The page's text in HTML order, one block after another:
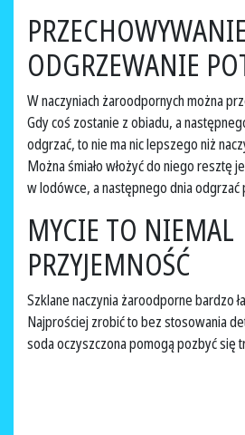
ODGRZEWANIE
W naczyniach żaroodpornych można
Gdy coś zostanie z obiadu, a
odgrzać, to nie ma nic lepszego niż
Można śmiało włożyć do niego resztę
w lodówce, a następnego dnia
MYCIE TO NIEMAL
PRZYJEMNOŚĆ
Szklane naczynia żaroodporne bardzo
Najprościej zrobić to bez stosowania
soda oczyszczona pomogą pozbyć się